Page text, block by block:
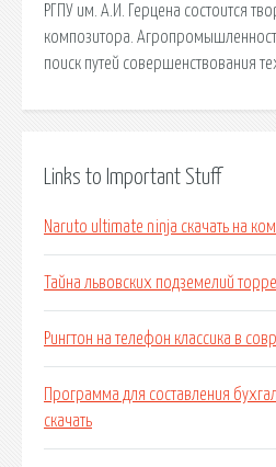
РГПУ им. А.И. Герцена состоится
композитора.
поиск путей совершенствования
Links to Important Stuff
Naruto ultimate ninja скачать на
Тайна львовских подземелий
Рингтон на телефон классика в
Программа для составления
скачать